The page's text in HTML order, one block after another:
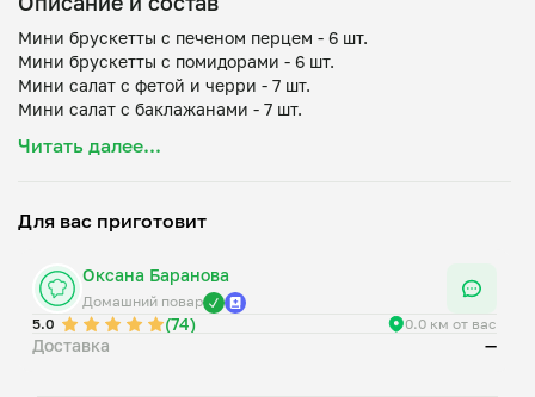
Мини брускетты с печеном перцем - 6 шт.
Мини брускетты с помидорами - 6 шт.
Мини салат с фетой и черри - 7 шт.
Мини салат с баклажанами - 7 шт.
Читать далее...
Для вас приготовит
Оксана Баранова
Домашний повар
5.0
(74) 0.0 км от вас
Доставка —